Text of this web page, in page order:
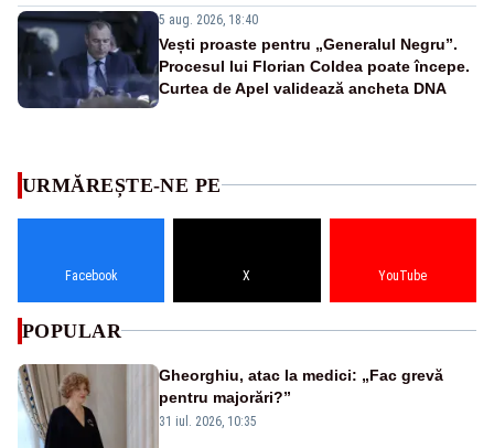
5 aug. 2026, 18:40
Vești proaste pentru „Generalul Negru”.
Procesul lui Florian Coldea poate începe.
Curtea de Apel validează ancheta DNA
URMĂREȘTE-NE PE
Facebook X YouTube
POPULAR
Gheorghiu, atac la medici: „Fac grevă
pentru majorări?”
31 iul. 2026, 10:35